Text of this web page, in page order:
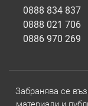
0888 834 837
0888 021 706
0886 970 269
Забранява се